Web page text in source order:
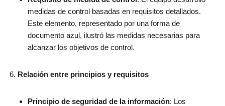
medidas de control basadas en requisitos detallados.
Este elemento, representado por una forma de
documento azul, ilustró las medidas necesarias para
alcanzar los objetivos de control.
Relación entre principios y requisitos
Principio de seguridad de la información: Los